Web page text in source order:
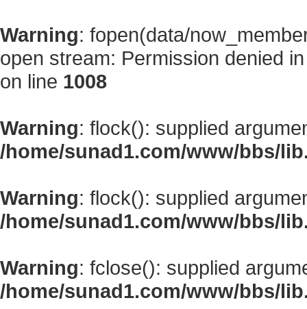
Warning: fopen(data/
open stream: Permission denied
on line 1008
Warning: flock(): supplied
/home/sunad1.com/www/bbs/
Warning: flock(): supplied
/home/sunad1.com/www/bbs/
Warning: fclose(): supplied
/home/sunad1.com/www/bbs/